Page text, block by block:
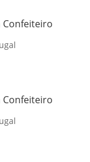
Confeiteiro
Confeiteiro